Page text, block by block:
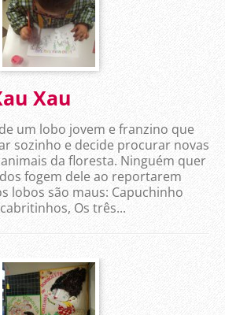
Xau
um lobo jovem e franzino que
sozinho e decide procurar novas
da floresta. Ninguém quer
fogem dele ao reportarem
lobos são maus: Capuchinho
Os três...